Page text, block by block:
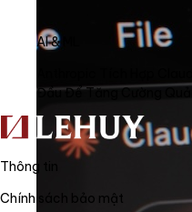
AI & ML
Anthropic Tích Hợp
Đầu Để Tăng Cường
Thông tin
Chính sách bảo mật